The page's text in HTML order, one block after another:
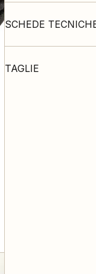
SCHEDE
TAGLIE